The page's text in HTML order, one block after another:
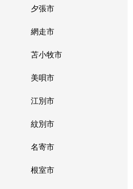
夕張市
網走市
苫小牧市
美唄市
江別市
紋別市
名寄市
根室市